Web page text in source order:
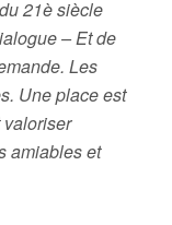
21è siècle
– Et de
Les
Une place est
amiables et